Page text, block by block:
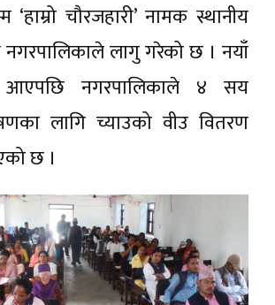
चौरजहारी’ नामक स्थानीय
नगरपालिकाले लागु गरेको छ । नयाँ
आएपछि नगरपालिकाले ४ सय
लागि च्याउको वीउ वितरण
छ ।